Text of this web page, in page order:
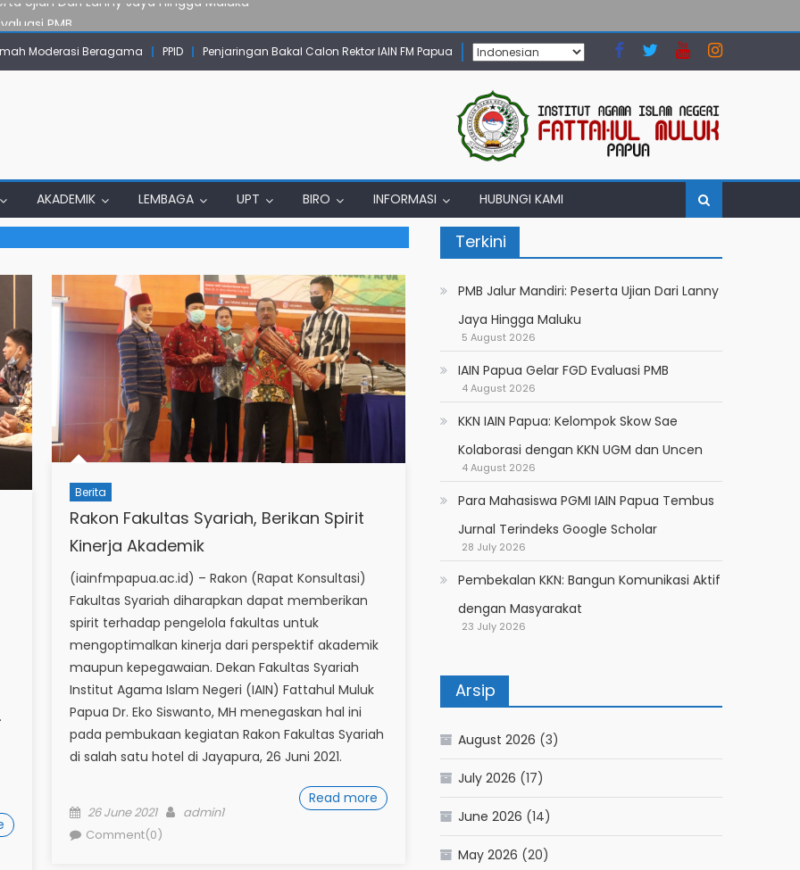
PMB
Skow Sae Kolaborasi dengan KKN UGM dan Uncen
Moderasi Beragama PPID Penjaringan Bakal Calon Rektor IAIN FM Papua
AKADEMIK LEMBAGA UPT BIRO INFORMASI HUBUNGI KAMI
Berita
Rakon Fakultas Syariah, Berikan Spirit
Kinerja Akademik
(iainfmpapua.ac.id) – Rakon (Rapat Konsultasi)
Fakultas Syariah diharapkan dapat memberikan
spirit terhadap pengelola fakultas untuk
mengoptimalkan kinerja dari perspektif akademik
maupun kepegawaian. Dekan Fakultas Syariah
Institut Agama Islam Negeri (IAIN) Fattahul Muluk
Papua Dr. Eko Siswanto, MH menegaskan hal ini
pada pembukaan kegiatan Rakon Fakultas Syariah
di salah satu hotel di Jayapura, 26 Juni 2021.
Read more
Posted
on
26 June 2021 Author
admin1
Comment(0)
Terkini
PMB Jalur Mandiri: Peserta Ujian Dari Lanny
Jaya Hingga Maluku
5 August 2026
IAIN Papua Gelar FGD Evaluasi PMB
4 August 2026
KKN IAIN Papua: Kelompok Skow Sae
Kolaborasi dengan KKN UGM dan Uncen
4 August 2026
Para Mahasiswa PGMI IAIN Papua Tembus
Jurnal Terindeks Google Scholar
28 July 2026
Pembekalan KKN: Bangun Komunikasi Aktif
dengan Masyarakat
23 July 2026
Arsip
August 2026 (3)
July 2026 (17)
June 2026 (14)
May 2026 (20)